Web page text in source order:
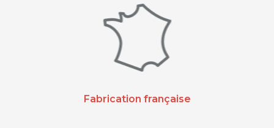
Fabrication française